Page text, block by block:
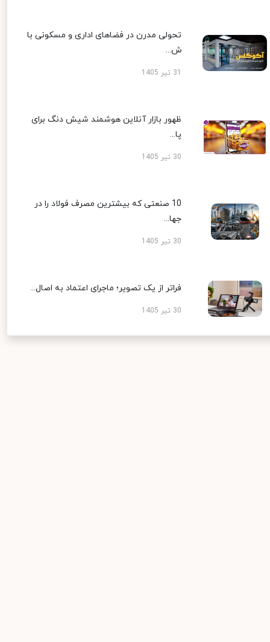
تحولی مدرن در فضاهای اداری و مسکونی با
ش...
ظهور بازار آنلاین هوشمند شیش دنگ برای
پا...
30 تیر 1405
10 صنعتی که بیشترین مصرف فولاد را در
جها...
30 تیر 1405
فراتر از یک تصویر؛ ماجرای اعتماد به اصال...
30 تیر 1405